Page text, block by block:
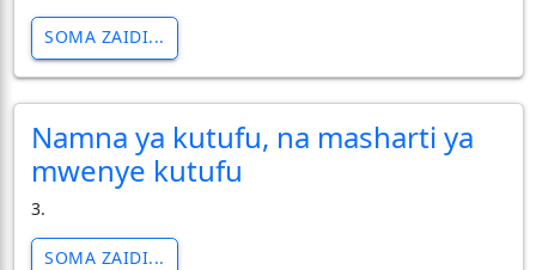
SOMA ZAIDI...
Namna ya kutufu, na masharti ya
mwenye kutufu
3.
SOMA ZAIDI...